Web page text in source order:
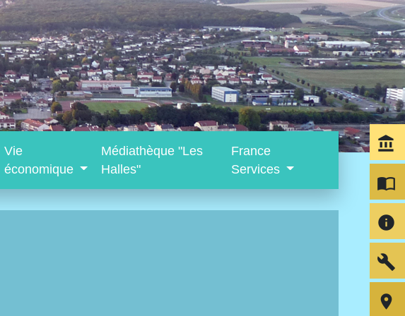
Vie
économique
Médiathèque "Les
Halles"
France
Services
account_balance
import_contacts
info
build
room